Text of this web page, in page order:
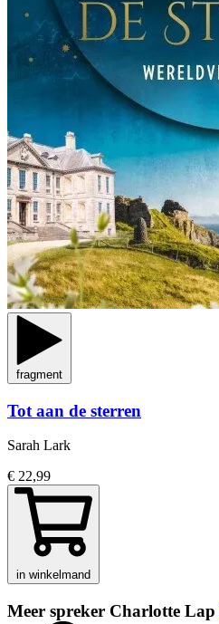
fragment
Tot aan de sterren
Sarah Lark
€ 22,99
in winkelmand
Meer spreker Charlotte Lap